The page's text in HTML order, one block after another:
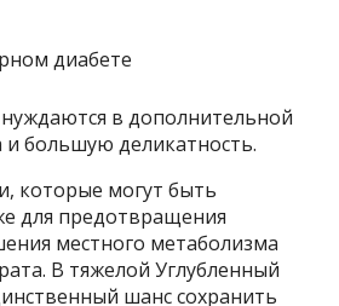
в дополнительной
и большую деликатность.
которые могут быть
для предотвращения
местного метаболизма
В тяжелой Углубленный
шанс сохранить